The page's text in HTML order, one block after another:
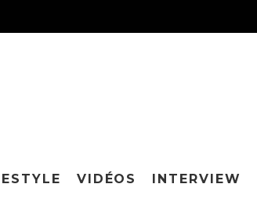
VIDÉOS INTERVIEW